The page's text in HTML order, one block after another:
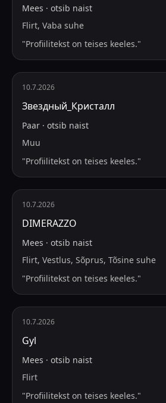
Mees · otsib naist
Flirt, Vaba suhe
"Profiilitekst on teises keeles."
10.7.2026
Звездный_Кристалл
Paar · otsib naist
Muu
"Profiilitekst on teises keeles."
10.7.2026
DIMERAZZO
Mees · otsib naist
Flirt, Vestlus, Sõprus, Tõsine suhe
"Profiilitekst on teises keeles."
10.7.2026
Gyl
Mees · otsib naist
Flirt
"Profiilitekst on teises keeles."